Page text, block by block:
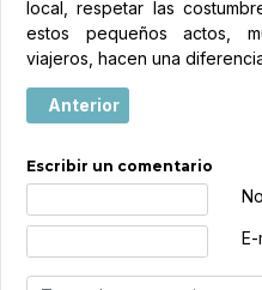
local, respetar las
estos pequeños actos,
viajeros, hacen una
Artículo anterior: Mostar,
Anterior
Escribir un comentario